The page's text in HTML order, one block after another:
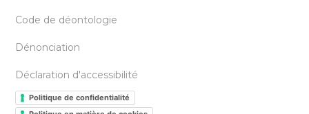
Code de déontologie
Dénonciation
Déclaration d'accessibilité
Politique de confidentialité